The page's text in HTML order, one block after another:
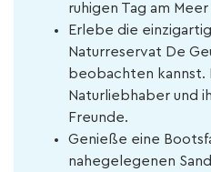
ruhigen Tag am
Erlebe die
Naturreservat De
beobachten kannst.
Naturliebhaber und
Freunde.
Genieße eine
nahegelegenen